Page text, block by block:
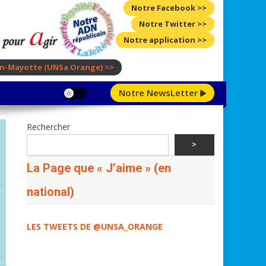
Notre Facebook >>
Notre Twitter >>
Notre application >>
Mayotte (UNSa Orange) >>
Notre NewsLetter
Rechercher
>
La Page que « J’aime » (en
national)
LES TWEETS DE @UNSA_ORANGE